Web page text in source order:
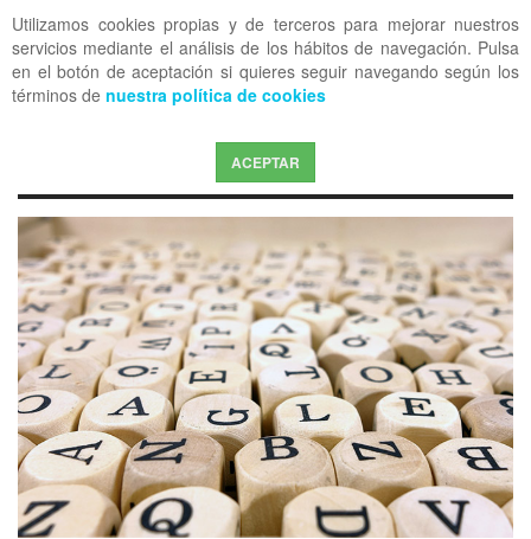
Utilizamos cookies propias y de terceros para mejorar nuestros
servicios mediante el análisis de los hábitos de navegación. Pulsa
en el botón de aceptación si quieres seguir navegando según los
términos de nuestra política de cookies
ACEPTAR
OFF CANVAS